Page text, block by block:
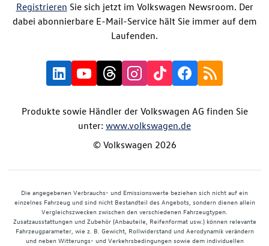
Registrieren Sie sich jetzt im Volkswagen Newsroom. Der
dabei abonnierbare E-Mail-Service hält Sie immer auf dem
Laufenden.
Produkte sowie Händler der Volkswagen AG finden Sie
unter: www.volkswagen.de
© Volkswagen 2026
Die angegebenen Verbrauchs- und Emissionswerte beziehen sich nicht auf ein
einzelnes Fahrzeug und sind nicht Bestandteil des Angebots, sondern dienen allein
Vergleichszwecken zwischen den verschiedenen Fahrzeugtypen.
Zusatzausstattungen und Zubehör (Anbauteile, Reifenformat usw.) können relevante
Fahrzeugparameter, wie z. B. Gewicht, Rollwiderstand und Aerodynamik verändern
und neben Witterungs- und Verkehrsbedingungen sowie dem individuellen